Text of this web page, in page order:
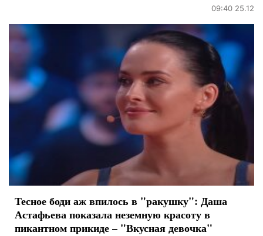
09:40 25.12
Тесное боди аж впилось в "ракушку": Даша
Астафьева показала неземную красоту в
пикантном прикиде – "Вкусная девочка"